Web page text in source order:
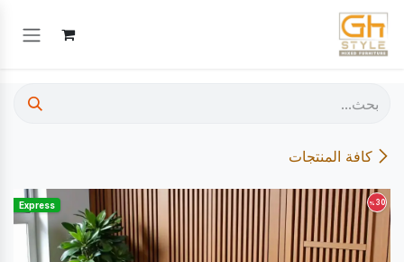
تخطي للذهاب إلى المحتوى
كافة المنتجات
Express 30
%